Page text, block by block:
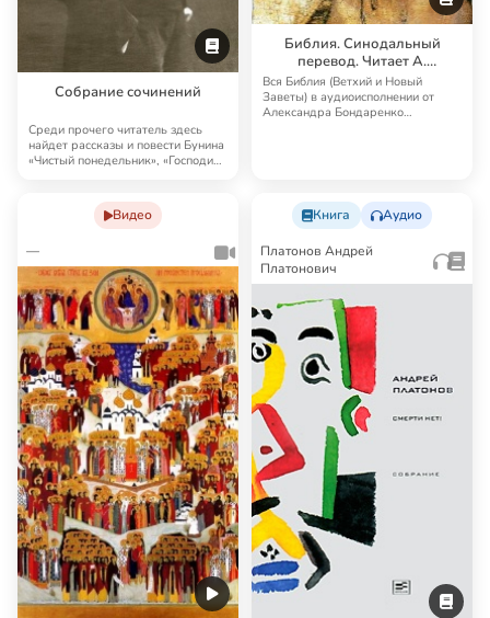
Собрание сочинений
Среди прочего читатель здесь
найдет рассказы и повести Бунина
«Чистый понедельник», «Господин
Библия. Синодальный
перевод. Читает А.
Бондаренко и И.
Прудовский
Вся Библия (Ветхий и Новый
Заветы) в аудиоисполнении от
Александра Бондаренко
Видео
—
Книга Аудио
Платонов Андрей
Платонович